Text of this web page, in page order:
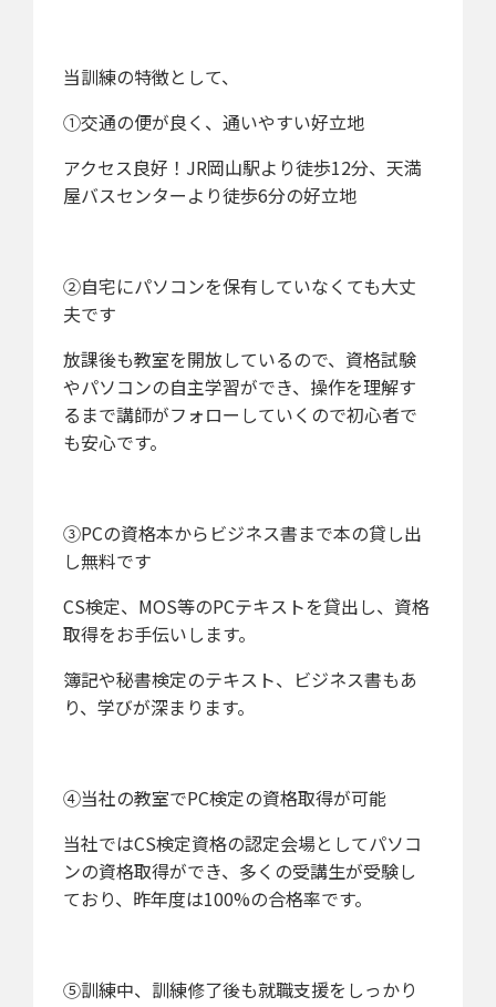
当訓練の特徴として、
①交通の便が良く、通いやすい好立地
アクセス良好！JR岡山駅より徒歩12分、天満
屋バスセンターより徒歩6分の好立地
②自宅にパソコンを保有していなくても大丈
夫です
放課後も教室を開放しているので、資格試験
やパソコンの自主学習ができ、操作を理解す
るまで講師がフォローしていくので初心者で
も安心です。
③PCの資格本からビジネス書まで本の貸し出
し無料です
CS検定、MOS等のPCテキストを貸出し、資格
取得をお手伝いします。
簿記や秘書検定のテキスト、ビジネス書もあ
り、学びが深まります。
④当社の教室でPC検定の資格取得が可能
当社ではCS検定資格の認定会場としてパソコ
ンの資格取得ができ、多くの受講生が受験し
ており、昨年度は100%の合格率です。
⑤訓練中、訓練修了後も就職支援をしっかり